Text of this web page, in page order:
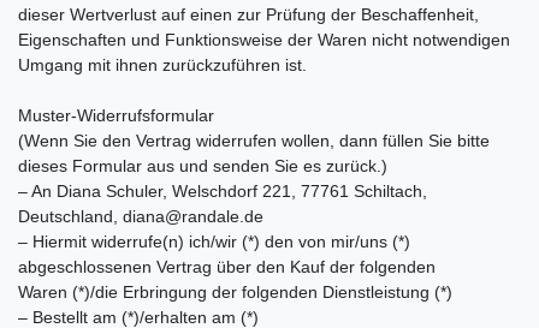
dieser Wertverlust auf einen zur Prüfung der Beschaffenheit,
Eigenschaften und Funktionsweise der Waren nicht notwendigen
Umgang mit ihnen zurückzuführen ist.
Muster-Widerrufsformular
(Wenn Sie den Vertrag widerrufen wollen, dann füllen Sie bitte
dieses Formular aus und senden Sie es zurück.)
– An Diana Schuler, Welschdorf 221, 77761 Schiltach,
Deutschland, diana@randale.de
– Hiermit widerrufe(n) ich/wir (*) den von mir/uns (*)
abgeschlossenen Vertrag über den Kauf der folgenden
Waren (*)/die Erbringung der folgenden Dienstleistung (*)
– Bestellt am (*)/erhalten am (*)